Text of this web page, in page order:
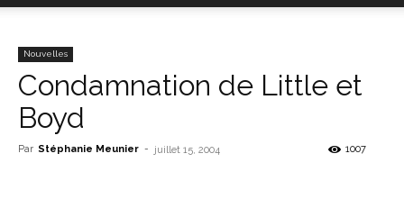
Nouvelles
Condamnation de Little et
Boyd
Par Stéphanie Meunier - juillet 15, 2004 1007